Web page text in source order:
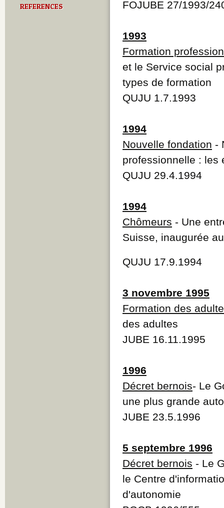
REFERENCES
FOJUBE 27/1993/
1993
Formation
et le Service social
types de formation
QUJU 1.7.1993
1994
Nouvelle fondation -
professionnelle : les
QUJU 29.4.1994
1994
Chômeurs - Une
Suisse, inaugurée
QUJU 17.9.1994
3 novembre 1995
Formation des
des adultes
JUBE 16.11.1995
1996
Décret bernois- Le
une plus grande
JUBE 23.5.1996
5 septembre 1996
Décret bernois - Le
le Centre
d'autonomie